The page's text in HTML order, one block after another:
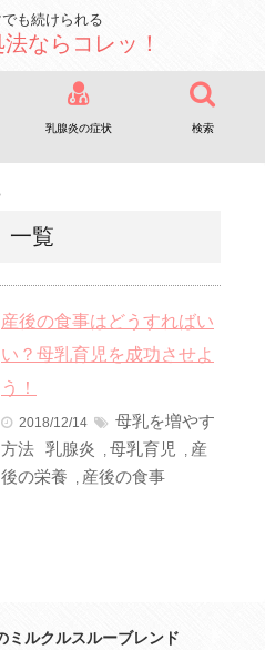
も続けられる
ならコレッ！
乳腺炎の症状 検索
一覧
産後の食事はどうすればい
い？母乳育児を成功させよ
う！
2018/12/14
母乳を増やす
方法 乳腺炎 , 母乳育児 , 産
後の栄養
, 産後の食事
ミルクルスルーブレンド